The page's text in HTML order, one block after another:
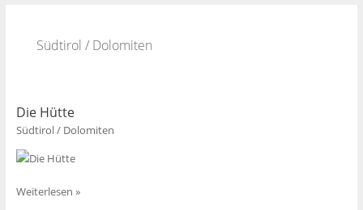
Südtirol / Dolomiten
Die Hütte
Südtirol / Dolomiten
Die
Weiterlesen »